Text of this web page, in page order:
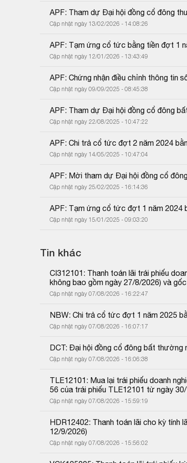
APF: Tham dự Đại hội đồng cổ đông
Cập nhật ngày 13/02/2026 - 14:08:26
APF: Tạm ứng cổ tức bằng tiền đợt 1
Cập nhật ngày 12/01/2026 - 13:43:49
APF: Chứng nhận điều chỉnh thông tin
Cập nhật ngày 09/09/2025 - 08:45:38
APF: Tham dự Đại hội đồng cổ đông
Cập nhật ngày 22/08/2025 - 10:47:22
APF: Chi trả cổ tức đợt 2 năm 2024
Cập nhật ngày 14/05/2025 - 10:47:04
APF: Mời tham dự Đại hội đồng cổ
Cập nhật ngày 25/02/2025 - 16:14:36
APF: Tạm ứng cổ tức đợt 1 năm 2024
Cập nhật ngày 15/01/2025 - 09:03:20
Tin khác
CI312101: Thanh toán lãi trái phiếu
không bao gồm ngày 27/8/2026) và
Cập nhật ngày 07/08/2026 - 16:22:47
NBW: Chi trả cổ tức đợt 1 năm 2025
Cập nhật ngày 07/08/2026 - 16:07:17
DCT: Đại hội đồng cổ đông bất thường
Cập nhật ngày 07/08/2026 - 16:06:38
TLE12101: Mua lại trái phiếu doanh
56 của trái phiếu TLE12101 từ ngày
Cập nhật ngày 07/08/2026 - 15:59:19
HDR12402: Thanh toán lãi cho kỳ tính
12/9/2026)
Cập nhật ngày 07/08/2026 - 15:56:02